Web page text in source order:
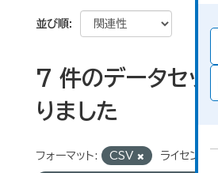
並び順
7 件のデータセッ
りました
フォーマット: CSV ライセンス: